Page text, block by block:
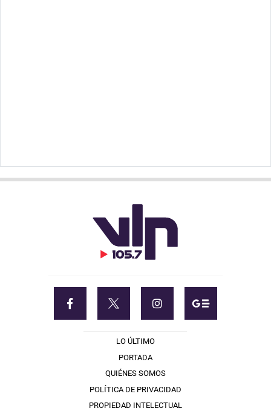
LO ÚLTIMO
PORTADA
QUIÉNES SOMOS
POLÍTICA DE PRIVACIDAD
PROPIEDAD INTELECTUAL